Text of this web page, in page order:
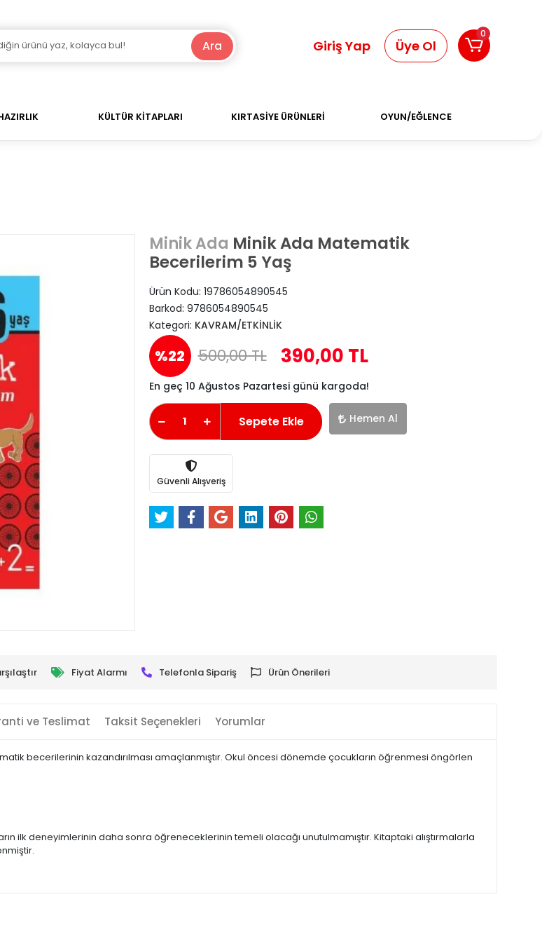
Ara Giriş Yap Üye Ol
0
KÜLTÜR KİTAPLARI KIRTASİYE ÜRÜNLERİ OYUN/EĞLENCE
Minik Ada Minik Ada Matematik
Becerilerim 5 Yaş
Ürün Kodu: 19786054890545
Barkod: 9786054890545
Kategori: KAVRAM/ETKİNLİK
%22 500,00 TL 390,00 TL
En geç 10 Ağustos Pazartesi günü kargoda!
Sepete Ekle Hemen Al
Güvenli Alışveriş
Fiyat Alarmı Telefonla Sipariş Ürün Önerileri
ve Teslimat Taksit Seçenekleri Yorumlar
becerilerinin kazandırılması amaçlanmıştır. Okul öncesi dönemde çocukların öğrenmesi öngörlen
ilk deneyimlerinin daha sonra öğreneceklerinin temeli olacağı unutulmamıştır. Kitaptaki alıştırmalarla